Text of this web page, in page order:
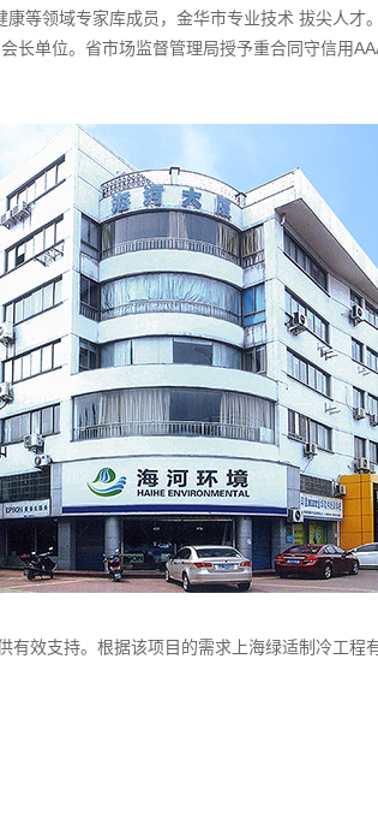
等领域专家库成员，金华市专业技术 拔尖人
单位。省市场监督管理局授予重合同守信用
有效支持。根据该项目的需求上海绿适制冷工